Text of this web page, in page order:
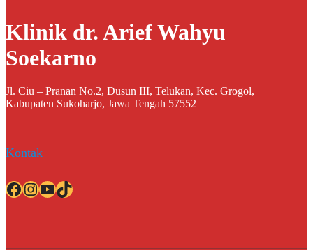
Klinik dr. Arief Wahyu
Soekarno
Jl. Ciu – Pranan No.2, Dusun III, Telukan, Kec. Grogol,
Kabupaten Sukoharjo, Jawa Tengah 57552
Kontak
Facebook InstagramYouTube TikTok